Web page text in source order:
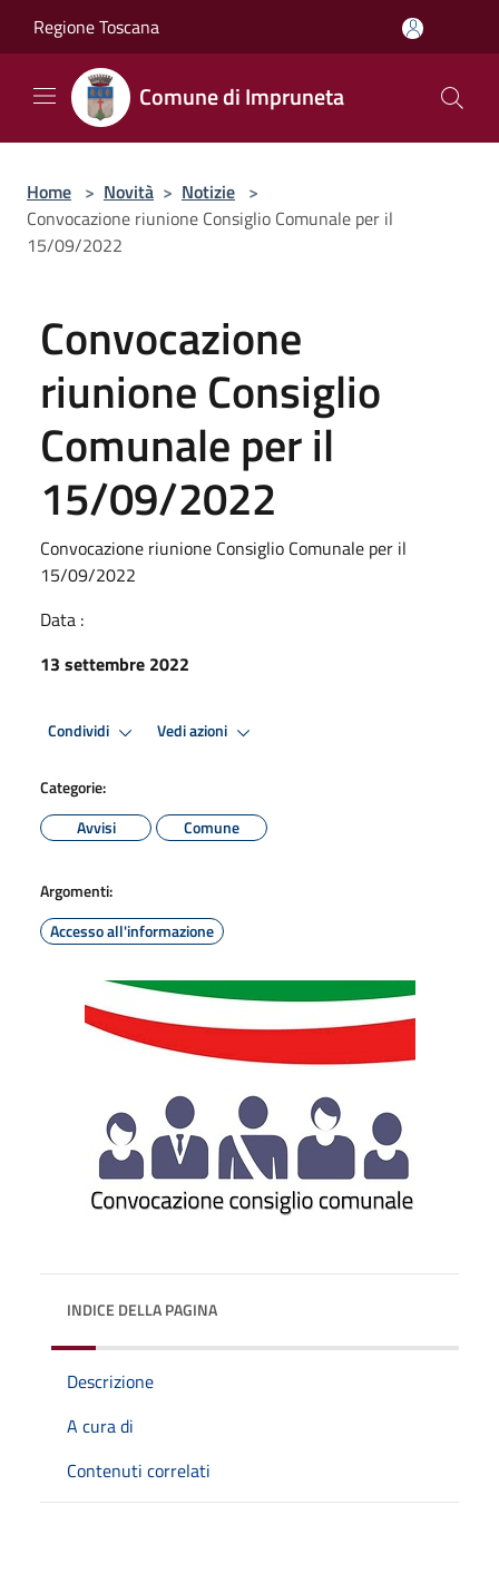
Regione Toscana
Comune di Impruneta
Home > Novità > Notizie >
Convocazione riunione Consiglio Comunale per il
15/09/2022
Convocazione
riunione Consiglio
Comunale per il
15/09/2022
Convocazione riunione Consiglio Comunale per il
15/09/2022
Data :
13 settembre 2022
Condividi Vedi azioni
Categorie:
Avvisi
Comune
Argomenti:
Accesso all'informazione
INDICE DELLA PAGINA
Descrizione
A cura di
Contenuti correlati